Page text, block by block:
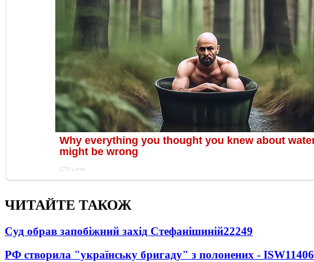
ЧИТАЙТЕ ТАКОЖ
Суд обрав запобіжний захід Стефанішиній22249
РФ створила "українську бригаду" з полонених - ISW11406